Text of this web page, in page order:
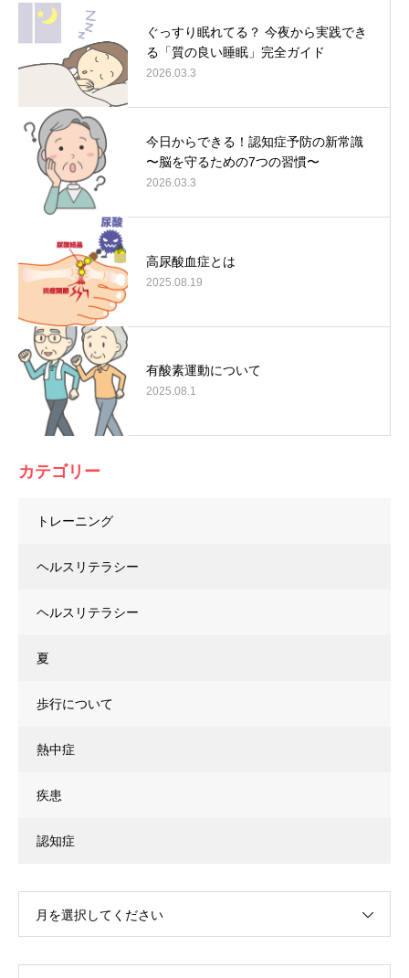
ぐっすり眠れてる？ 今夜から実践でき
る「質の良い睡眠」完全ガイド
2026.03.3
今日からできる！認知症予防の新常識
〜脳を守るための7つの習慣〜
2026.03.3
高尿酸血症とは
2025.08.19
有酸素運動について
2025.08.1
カテゴリー
トレーニング
ヘルスリテラシー
ヘルスリテラシー
夏
歩行について
熱中症
疾患
認知症
月を選択してください